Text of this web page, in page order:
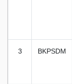
3 BKPSDM